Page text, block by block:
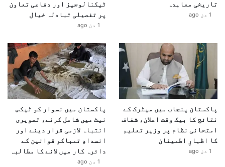
تاریخی معاہدہ
1 دن ago
ٹیکنالوجیز اور دفاعی تعاون
پر تفصیلی تبادلہ خیال
1 دن ago
پاکستان پنجاب میں میٹرک کے
نتائج کا بیک وقت اعلان، شفاف
امتحانی نظام پر وزیر تعلیم
کا اظہارِ اطمینان
1 دن ago
پاکستان میں نسوار کو ٹیکس
نیٹ میں شامل کرنے، تصویری
انتباہ لازمی قرار دینے اور
انسدادِ تمباکو قوانین کے
دائرہ کار میں لانے کا مطالبہ
1 دن ago